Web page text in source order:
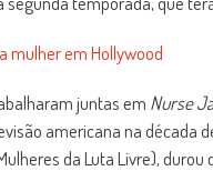
mulher em Hollywood
juntas em Nurse
americana na década
da Luta Livre),